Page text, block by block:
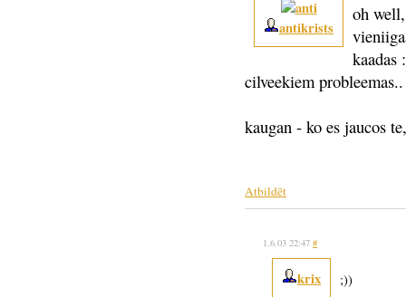
antikrists
oh
kaadas
cilveekiem probleemas..
kaugan - ko es jaucos
Atbildēt
1.6.03 22:47 #
krix
;))